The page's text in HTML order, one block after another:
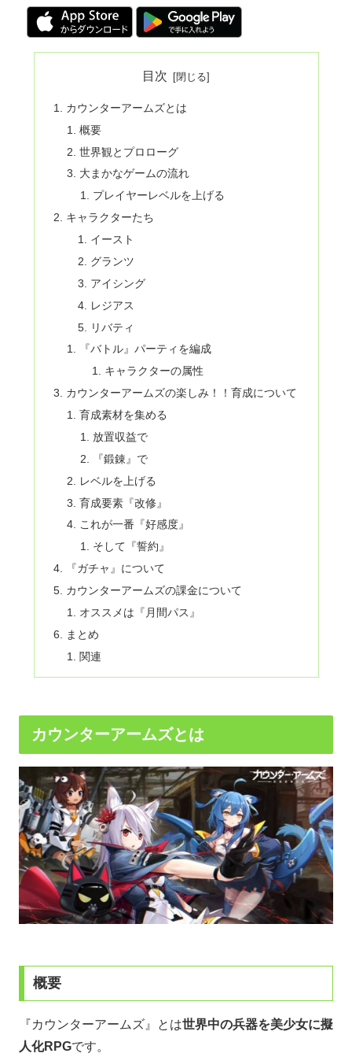
目次
カウンターアームズとは
概要
世界観とプロローグ
大まかなゲームの流れ
プレイヤーレベルを上げる
キャラクターたち
イースト
グランツ
アイシング
レジアス
リバティ
『バトル』パーティを編成
キャラクターの属性
カウンターアームズの楽しみ！！育成について
育成素材を集める
放置収益で
『鍛錬』で
レベルを上げる
育成要素『改修』
これが一番『好感度』
そして『誓約』
『ガチャ』について
カウンターアームズの課金について
オススメは『月間パス』
まとめ
関連
カウンターアームズとは
概要
『カウンターアームズ』とは世界中の兵器を美少女に擬
人化RPGです。